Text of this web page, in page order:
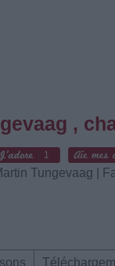
,
1
Tungevaag |